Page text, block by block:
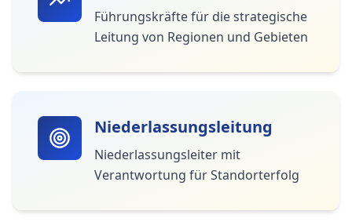
Führungskräfte für die strategische
Leitung von Regionen und Gebieten
Niederlassungsleitung
Niederlassungsleiter mit
Verantwortung für Standorterfolg